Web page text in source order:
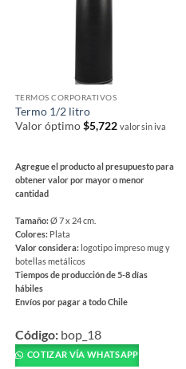
TERMOS CORPORATIVOS
Termo 1/2 litro
Valor óptimo$5,722 valor sin iva
Agregue el producto al presupuesto para
obtener valor por mayor o menor
cantidad
Tamaño:Ø 7 x 24 cm.
Colores: Plata
Valor considera: logotipo impreso mug y
botellas metálicos
Tiempos de producción de 5-8 días
hábiles
Envíos por pagar a todo Chile
producto
tiene
Código: bop_18
COTIZAR VÍA WHATSAPP